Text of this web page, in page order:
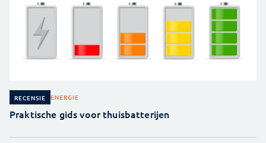
RECENSIE ENERGIE
Praktische gids voor thuisbatterijen